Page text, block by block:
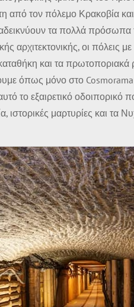
από τον πόλεμο Κρακοβία
τα πολλά
αρχιτεκτονικής, οι πόλεις
και τα πρωτοποριακά
όπως μόνο στο
το εξαιρετικό οδοιπορικό
ιστορικές μαρτυρίες και τα